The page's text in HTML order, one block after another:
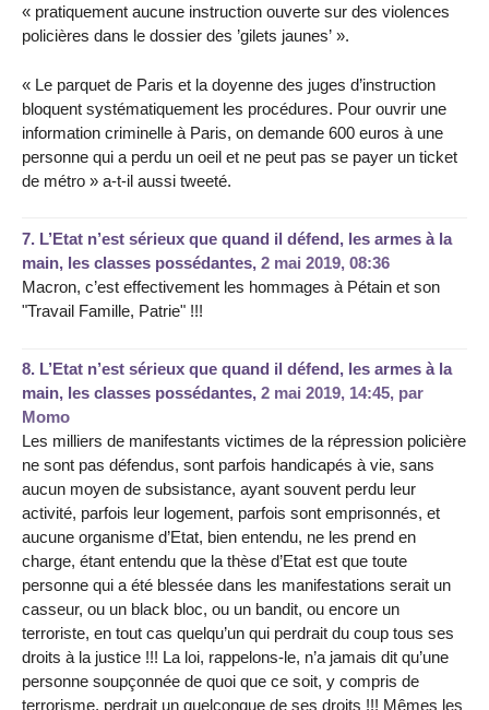
« pratiquement aucune instruction ouverte sur des violences
policières dans le dossier des ’gilets jaunes’ ».
« Le parquet de Paris et la doyenne des juges d’instruction
bloquent systématiquement les procédures. Pour ouvrir une
information criminelle à Paris, on demande 600 euros à une
personne qui a perdu un oeil et ne peut pas se payer un ticket
de métro » a-t-il aussi tweeté.
7. L’Etat n’est sérieux que quand il défend, les armes à la
main, les classes possédantes, 2 mai 2019, 08:36
Macron, c’est effectivement les hommages à Pétain et son
"Travail Famille, Patrie" !!!
8. L’Etat n’est sérieux que quand il défend, les armes à la
main, les classes possédantes, 2 mai 2019, 14:45, par
Momo
Les milliers de manifestants victimes de la répression policière
ne sont pas défendus, sont parfois handicapés à vie, sans
aucun moyen de subsistance, ayant souvent perdu leur
activité, parfois leur logement, parfois sont emprisonnés, et
aucune organisme d’Etat, bien entendu, ne les prend en
charge, étant entendu que la thèse d’Etat est que toute
personne qui a été blessée dans les manifestations serait un
casseur, ou un black bloc, ou un bandit, ou encore un
terroriste, en tout cas quelqu’un qui perdrait du coup tous ses
droits à la justice !!! La loi, rappelons-le, n’a jamais dit qu’une
personne soupçonnée de quoi que ce soit, y compris de
terrorisme, perdrait un quelconque de ses droits !!! Mêmes les